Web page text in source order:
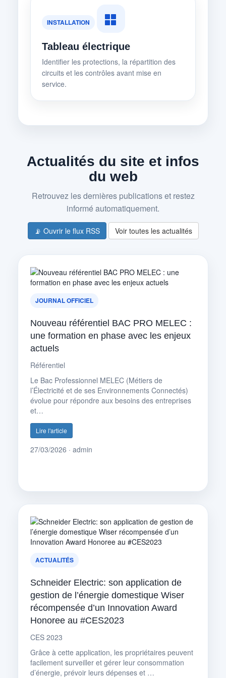
INSTALLATION
Tableau électrique
Identifier les protections, la répartition des
circuits et les contrôles avant mise en
service.
Actualités du site et infos
du web
Retrouvez les dernières publications et restez
informé automatiquement.
📡 Ouvrir le flux RSS Voir toutes les actualités
JOURNAL OFFICIEL
Nouveau référentiel BAC PRO MELEC :
une formation en phase avec les enjeux
actuels
Référentiel
Le Bac Professionnel MELEC (Métiers de
l’Électricité et de ses Environnements Connectés)
évolue pour répondre aux besoins des entreprises
et…
Lire l'article
27/03/2026 · admin
ACTUALITÉS
Schneider Electric: son application de
gestion de l’énergie domestique Wiser
récompensée d’un Innovation Award
Honoree au #CES2023
CES 2023
Grâce à cette application, les propriétaires peuvent
facilement surveiller et gérer leur consommation
d’énergie, prévoir leurs dépenses et …